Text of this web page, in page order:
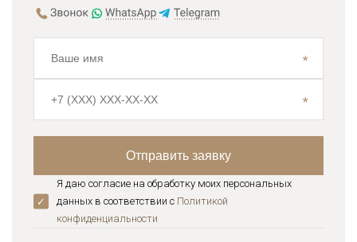
Я даю согласие на обработку моих персональных
данных в соответствии с Политикой
конфиденциальноcти